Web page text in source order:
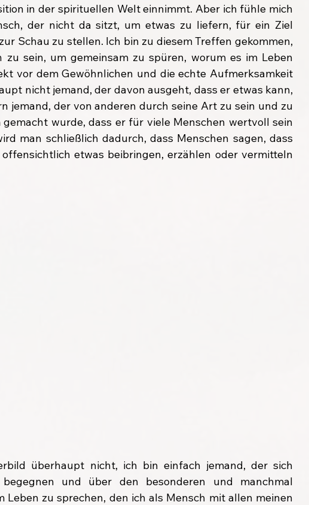
in der spirituellen Welt einnimmt. Aber ich fühle mich
der nicht da sitzt, um etwas zu liefern, für ein Ziel
Schau zu stellen. Ich bin zu diesem Treffen gekommen,
zu sein, um gemeinsam zu spüren, worum es im Leben
vor dem Gewöhnlichen und die echte Aufmerksamkeit
nicht jemand, der davon ausgeht, dass er etwas kann,
jemand, der von anderen durch seine Art zu sein und zu
wurde, dass er für viele Menschen wertvoll sein
man schließlich dadurch, dass Menschen sagen, dass
etwas beibringen, erzählen oder vermitteln
überhaupt nicht, ich bin einfach jemand, der sich
und über den besonderen und manchmal
zu sprechen, den ich als Mensch mit allen meinen